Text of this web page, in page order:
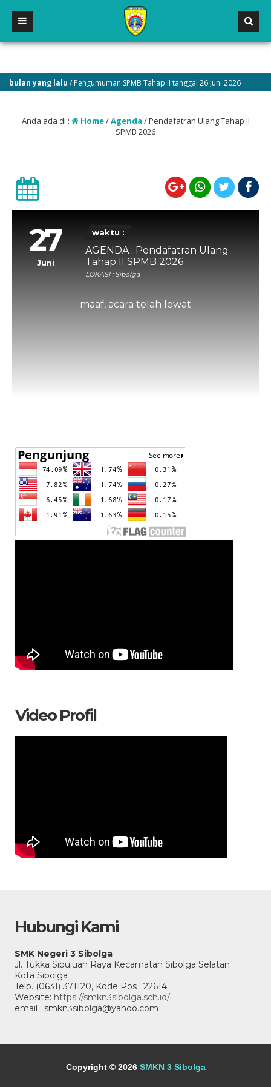
bulan yang lalu/ Pengumuman SPMB Tahap II tanggal 26 Juni 2026
Anda ada di : Home/Agenda /Pendafatran Ulang Tahap II
SPMB 2026
27
Juni
waktu :
AGENDA : Pendafatran Ulang
Tahap II SPMB 2026
LOKASI : Sibolga
maaf, acara telah lewat
Video Profil
Hubungi Kami
SMK Negeri 3 Sibolga
Jl. Tukka Sibuluan Raya Kecamatan Sibolga Selatan
Kota Sibolga
Telp. (0631) 371120, Kode Pos : 22614
Website: https://smkn3sibolga.sch.id/
email : smkn3sibolga@yahoo.com
Copyright © 2026 SMKN 3 Sibolga